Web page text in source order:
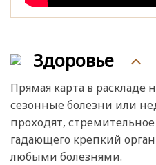
Здоровье
Прямая карта в раскладе
сезонные болезни или
проходят,
гадающего крепкий
любыми болезнями.